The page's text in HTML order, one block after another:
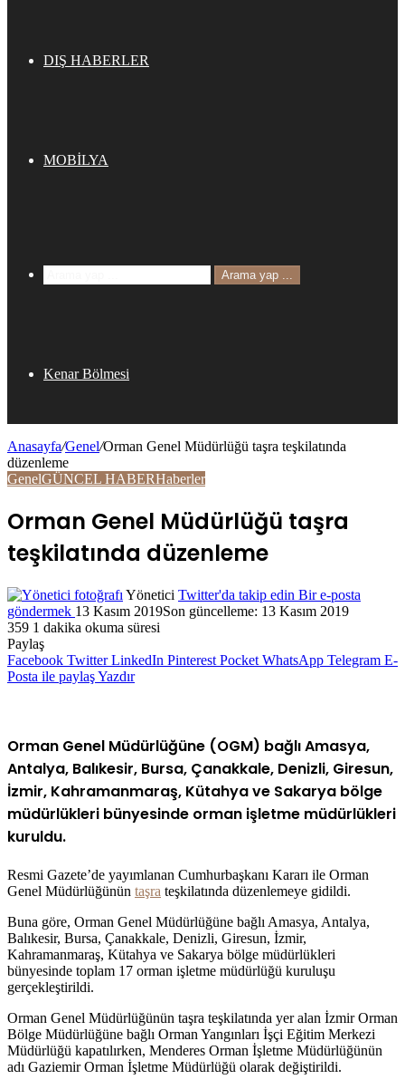
DIŞ HABERLER
MOBİLYA
Arama yap ...
Kenar Bölmesi
Anasayfa/Genel/Orman Genel Müdürlüğü taşra teşkilatında
düzenleme
GenelGÜNCEL HABERHaberler
Orman Genel Müdürlüğü taşra
teşkilatında düzenleme
Yönetici Twitter'da takip edin Bir e-posta
göndermek 13 Kasım 2019Son güncelleme: 13 Kasım 2019
359 1 dakika okuma süresi
Paylaş
Facebook Twitter LinkedIn Pinterest Pocket WhatsApp Telegram E-
Posta ile paylaşYazdır
Orman Genel Müdürlüğüne (OGM) bağlı Amasya,
Antalya, Balıkesir, Bursa, Çanakkale, Denizli, Giresun,
İzmir, Kahramanmaraş, Kütahya ve Sakarya bölge
müdürlükleri bünyesinde orman işletme müdürlükleri
kuruldu.
Resmi Gazete’de yayımlanan Cumhurbaşkanı Kararı ile Orman
Genel Müdürlüğünün taşra teşkilatında düzenlemeye gidildi.
Buna göre, Orman Genel Müdürlüğüne bağlı Amasya, Antalya,
Balıkesir, Bursa, Çanakkale, Denizli, Giresun, İzmir,
Kahramanmaraş, Kütahya ve Sakarya bölge müdürlükleri
bünyesinde toplam 17 orman işletme müdürlüğü kuruluşu
gerçekleştirildi.
Orman Genel Müdürlüğünün taşra teşkilatında yer alan İzmir Orman
Bölge Müdürlüğüne bağlı Orman Yangınları İşçi Eğitim Merkezi
Müdürlüğü kapatılırken, Menderes Orman İşletme Müdürlüğünün
adı Gaziemir Orman İşletme Müdürlüğü olarak değiştirildi.